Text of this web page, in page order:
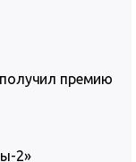
премию
2»